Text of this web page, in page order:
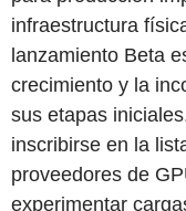
infraestructura
lanzamiento Beta
crecimiento y la
sus etapas
inscribirse en la
proveedores de
experimentar